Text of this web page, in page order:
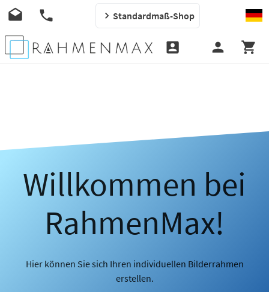
Standardmaß-Shop
Willkommen bei
RahmenMax!
Hier können Sie sich Ihren individuellen Bilderrahmen
erstellen.